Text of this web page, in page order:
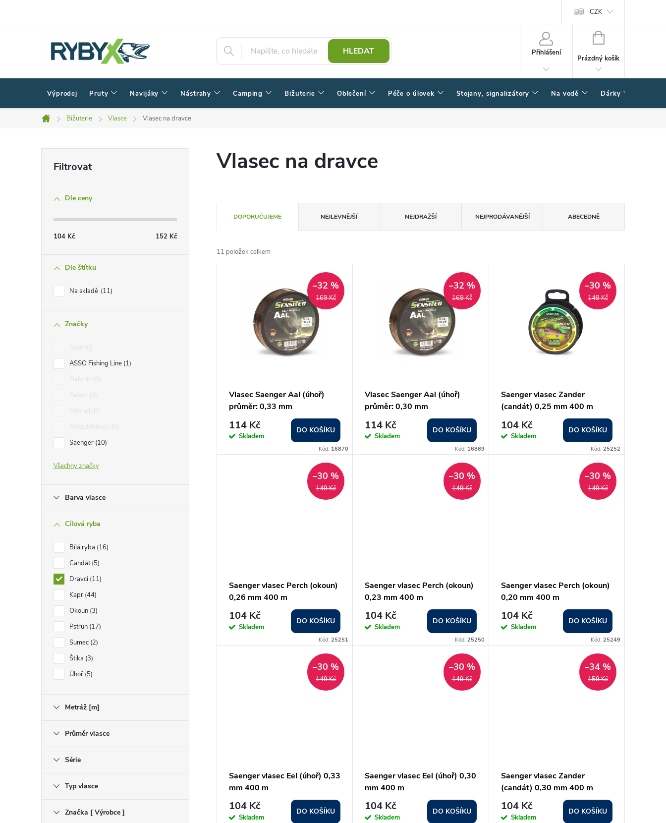
CZK
HLEDAT Přihlášení
NÁKUPNÍ
Prázdný košík
Výprodej Pruty Navijáky Nástrahy Camping Bižuterie Oblečení Péče o úlovek Stojany, signalizátory Na vodě Dárky
Domů
Bižuterie Vlasce Vlasec na dravce
Dle ceny
104 Kč 152 Kč
Dle štítku
Na skladě 11
Značky
ASSO Fishing Line 1
Saenger 10
Všechny značky
Barva vlasce
Cílová ryba
Bílá ryba 16
Candát 5
Dravci 11
Kapr 44
Okoun 3
Pstruh 17
Sumec 2
Štika 3
Úhoř 5
Metráž [m]
Průměr vlasce
Série
Typ vlasce
Značka [ Výrobce ]
Vlasec na dravce
a
z
u
DOPORUČUJEME NEJLEVNĚJŠÍ NEJDRAŽŠÍ NEJPRODÁVANĚJŠÍ ABECEDNĚ
11 položek celkem
o
169 Kč
–32 %
Vlasec Saenger Aal (úhoř)
průměr: 0,33 mm
114 Kč
Skladem
DO KOŠÍKU
Kód: 16870
169 Kč
–32 %
Vlasec Saenger Aal (úhoř)
průměr: 0,30 mm
114 Kč
Skladem
DO KOŠÍKU
Kód: 16869
149 Kč
–30 %
Saenger vlasec Zander
(candát) 0,25 mm 400 m
104 Kč
Skladem
DO KOŠÍKU
Kód: 25252
149 Kč
–30 %
Saenger vlasec Perch (okoun)
0,26 mm 400 m
104 Kč
Skladem
DO KOŠÍKU
Kód:25251
149 Kč
–30 %
Saenger vlasec Perch (okoun)
0,23 mm 400 m
104 Kč
Skladem
DO KOŠÍKU
Kód: 25250
149 Kč
–30 %
Saenger vlasec Perch (okoun)
0,20 mm 400 m
104 Kč
Skladem
DO KOŠÍKU
Kód: 25249
149 Kč
–30 %
Saenger vlasec Eel (úhoř) 0,33
mm 400 m
104 Kč
Skladem
DO KOŠÍKU
149 Kč
–30 %
Saenger vlasec Eel (úhoř) 0,30
mm 400 m
104 Kč
Skladem
DO KOŠÍKU
159 Kč
–34 %
Saenger vlasec Zander
(candát) 0,30 mm 400 m
104 Kč
Skladem
DO KOŠÍKU